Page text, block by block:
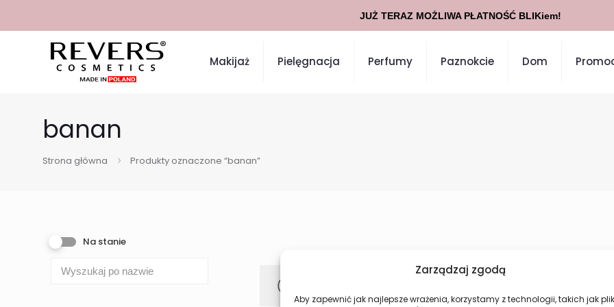
Zarządzaj zgodą
Aby zapewnić jak najlepsze wrażenia, korzystamy z technologii, takich jak
Makijaż Pielęgnacja Perfumy Paznokcie Dom
banan
Strona główna Produkty oznaczone “banan”
Na stanie
JUŻ TERAZ MOŻLIWA PŁATNOŚĆ BLIKiem!